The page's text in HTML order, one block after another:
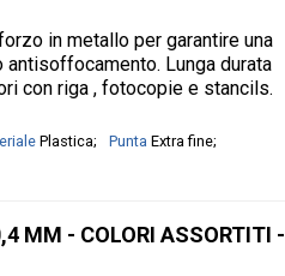
in metallo per garantire una
Lunga durata
con riga , fotocopie e stancils.
Plastica Punta Extra fine
MM - COLORI ASSORTITI -